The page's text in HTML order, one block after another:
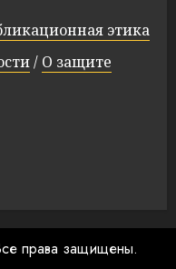
этика
/ О защите
права защищены.